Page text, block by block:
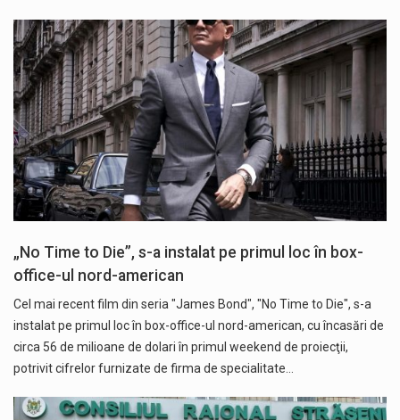
„No Time to Die”, s-a instalat pe primul loc în box-
office-ul nord-american
Cel mai recent film din seria "James Bond", "No Time to Die", s-a
instalat pe primul loc în box-office-ul nord-american, cu încasări de
circa 56 de milioane de dolari în primul weekend de proiecţii,
potrivit cifrelor furnizate de firma de specialitate…